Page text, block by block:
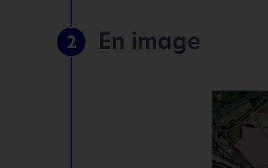
2 En image